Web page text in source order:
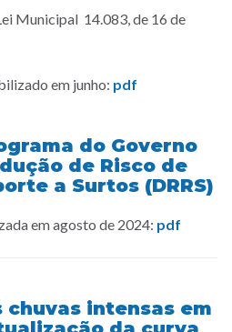
Municipal 14.083, de 16 de
em junho: pdf
do Governo
de Risco de
a Surtos (DRRS)
em agosto de 2024: pdf
chuvas intensas em